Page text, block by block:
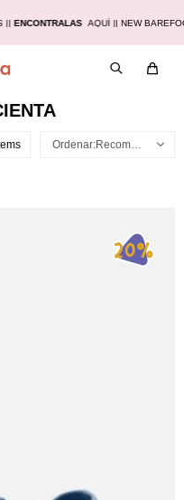
|ENCONTRALAS AQUÍ | | NEW
Recomendados